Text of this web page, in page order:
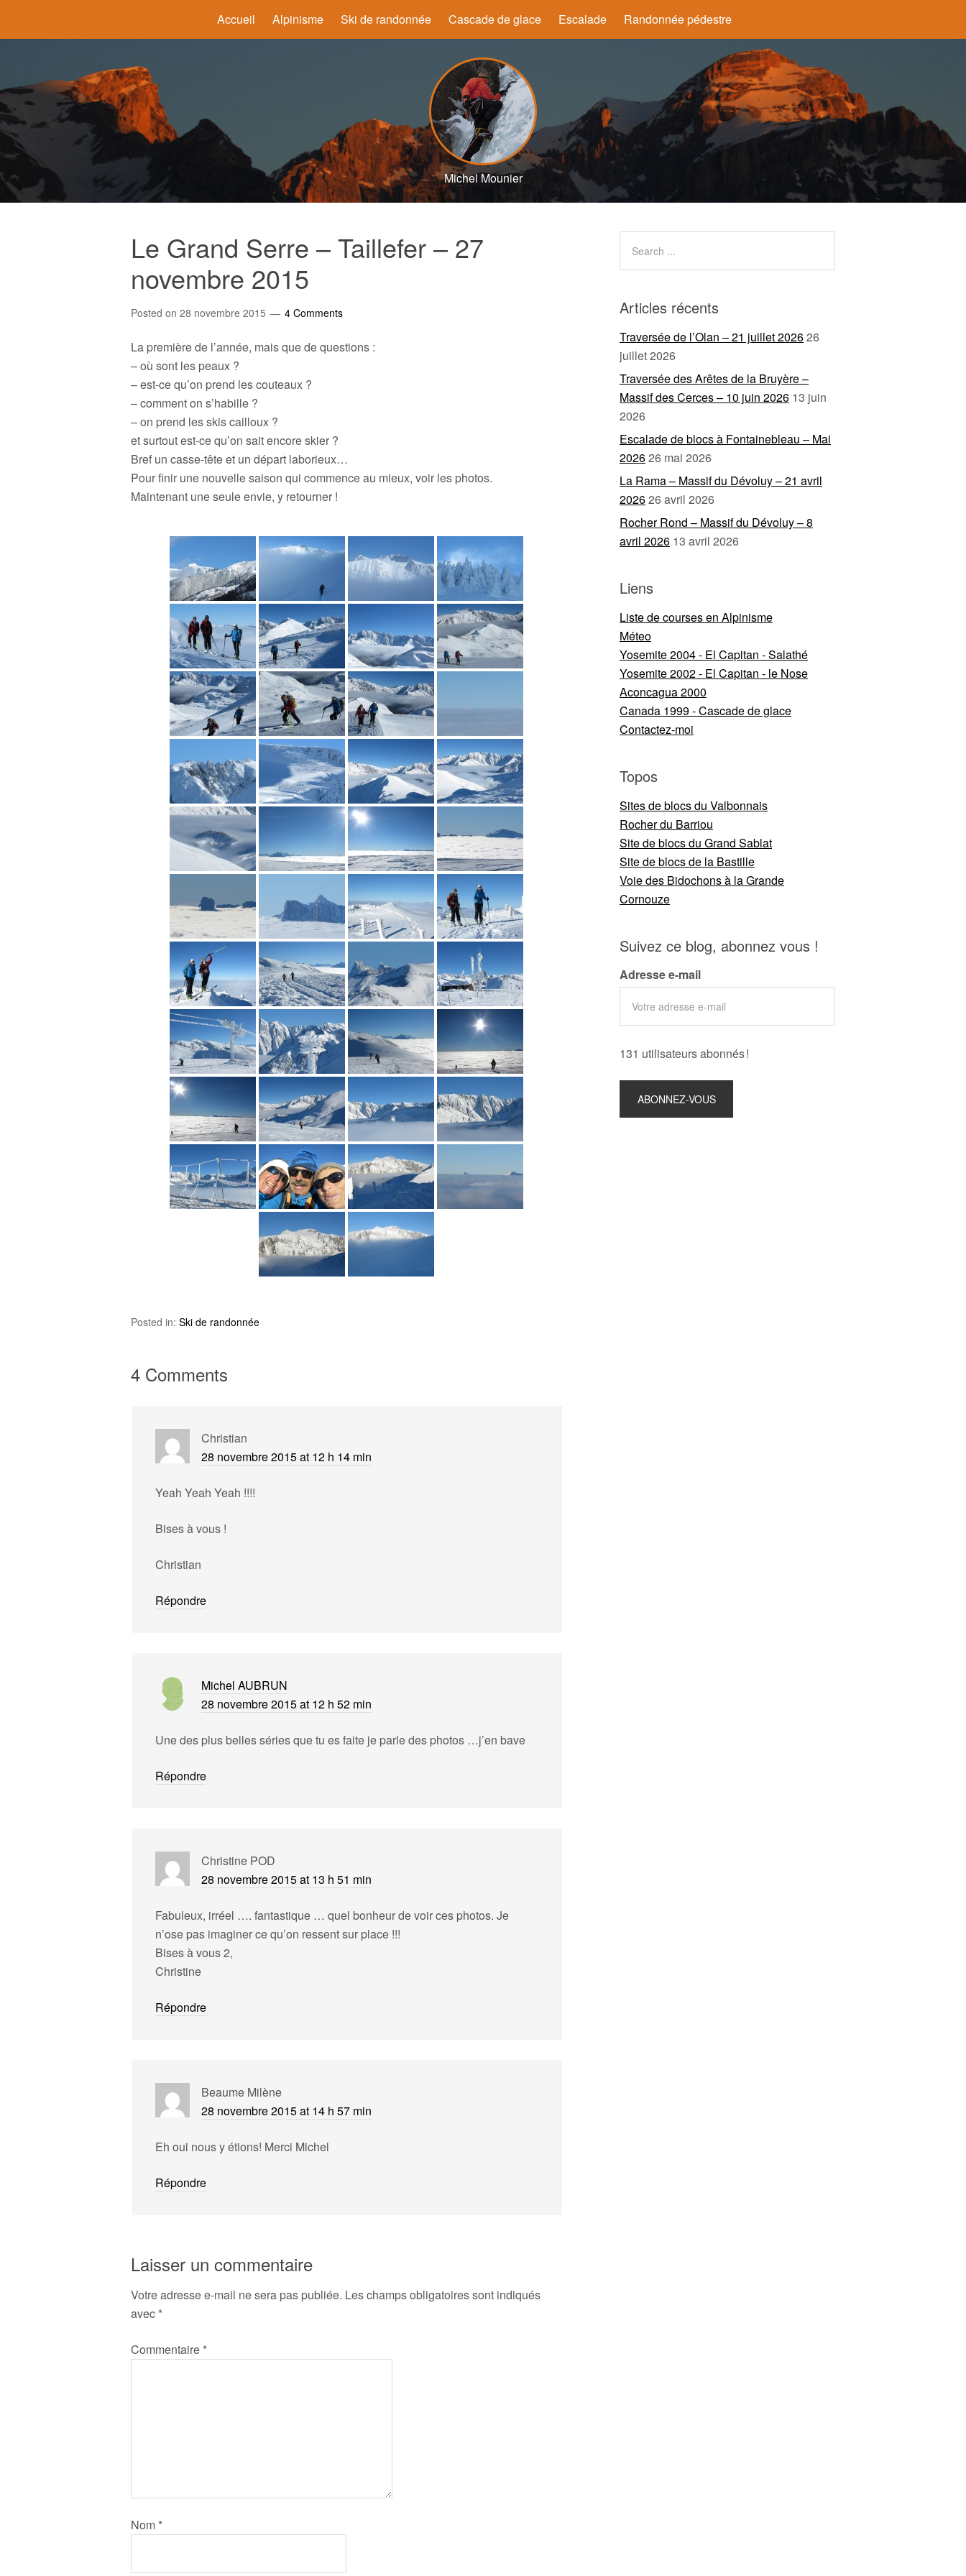
Accueil Alpinisme Ski de randonnée Cascade de glace Escalade Randonnée pédestre
Michel Mounier
Le Grand Serre – Taillefer – 27
novembre 2015
Posted on 28 novembre 2015 4 Comments
La première de l’année, mais que de questions :
– où sont les peaux ?
– est-ce qu’on prend les couteaux ?
– comment on s’habille ?
– on prend les skis cailloux ?
et surtout est-ce qu’on sait encore skier ?
Bref un casse-tête et un départ laborieux…
Pour finir une nouvelle saison qui commence au mieux, voir les photos.
Maintenant une seule envie, y retourner !
Posted in: Ski de randonnée
4 Comments
Christian
28 novembre 2015 at 12 h 14 min
Yeah Yeah Yeah !!!!
Bises à vous !
Christian
Répondre
Michel AUBRUN
28 novembre 2015 at 12 h 52 min
Une des plus belles séries que tu es faite je parle des photos …j’en bave
Répondre
Christine POD
28 novembre 2015 at 13 h 51 min
Fabuleux, irréel …. fantastique … quel bonheur de voir ces photos. Je
n’ose pas imaginer ce qu’on ressent sur place !!!
Bises à vous 2,
Christine
Répondre
Beaume Milène
28 novembre 2015 at 14 h 57 min
Eh oui nous y étions! Merci Michel
Répondre
Laisser un commentaire
Votre adresse e-mail ne sera pas publiée. Les champs obligatoires sont indiqués
avec *
Commentaire *
Nom *
Articles récents
Traversée de l’Olan – 21 juillet 202626
juillet 2026
Traversée des Arêtes de la Bruyère –
Massif des Cerces – 10 juin 2026 13 juin
2026
Escalade de blocs à Fontainebleau – Mai
202626 mai 2026
La Rama – Massif du Dévoluy – 21 avril
202626 avril 2026
Rocher Rond – Massif du Dévoluy – 8
avril 2026 13 avril 2026
Liens
Liste de courses en Alpinisme
Méteo
Yosemite 2004 - El Capitan - Salathé
Yosemite 2002 - El Capitan - le Nose
Aconcagua 2000
Canada 1999 - Cascade de glace
Contactez-moi
Topos
Sites de blocs du Valbonnais
Rocher du Barriou
Site de blocs du Grand Sablat
Site de blocs de la Bastille
Voie des Bidochons à la Grande
Cornouze
Suivez ce blog, abonnez vous !
Adresse e-mail
131 utilisateurs abonnés !